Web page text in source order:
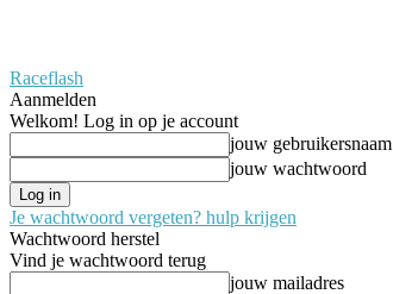
Raceflash
Aanmelden
Welkom! Log in op je account
jouw gebruikersnaam
jouw wachtwoord
Je wachtwoord vergeten? hulp krijgen
Wachtwoord herstel
Vind je wachtwoord terug
jouw mailadres